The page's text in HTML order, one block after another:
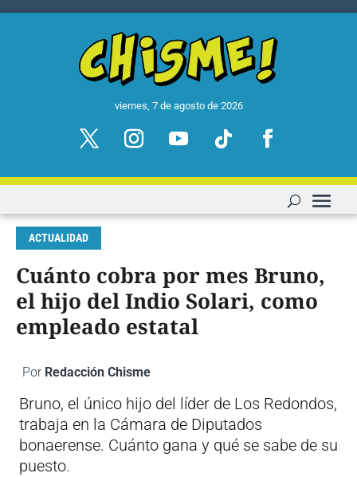
viernes, 7 de agosto de 2026
ACTUALIDAD
Cuánto cobra por mes Bruno,
el hijo del Indio Solari, como
empleado estatal
Por Redacción Chisme
Bruno, el único hijo del líder de Los Redondos,
trabaja en la Cámara de Diputados
bonaerense. Cuánto gana y qué se sabe de su
puesto.